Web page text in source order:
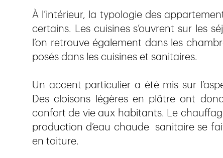
À l’intérieur, la typologie des
certains. Les cuisines s’ouvrent sur les
l’on retrouve également dans les
posés dans les cuisines et sanitaires.
Un accent particulier a été mis sur
Des cloisons légères en plâtre ont
confort de vie aux habitants. Le
production d’eau chaude sanitaire se
en toiture.